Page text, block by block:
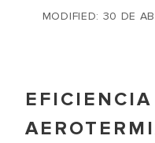
MODIFIED: 30 DE